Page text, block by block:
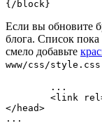
Если вы обновите
блога. Список
смело добавьте
www/css/style.css
</head>